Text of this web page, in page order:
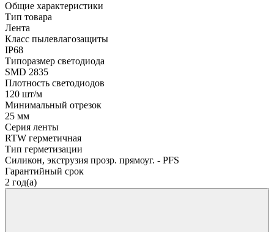
Общие характеристики
Тип товара
Лента
Класс пылевлагозащиты
IP68
Типоразмер светодиода
SMD 2835
Плотность светодиодов
120 шт/м
Минимальный отрезок
25 мм
Серия ленты
RTW герметичная
Тип герметизации
Силикон, экструзия прозр. прямоуг. - PFS
Гарантийный срок
2 год(а)